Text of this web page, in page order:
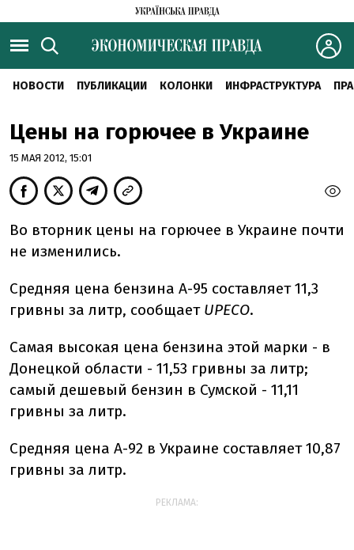
НОВОСТИ ПУБЛИКАЦИИ КОЛОНКИ ИНФРАСТРУКТУРА
Цены на горючее в Украине
15 МАЯ 2012, 15:01
Во вторник цены на горючее в Украине почти
не изменились.
Средняя цена бензина А-95 составляет 11,3
гривны за литр, сообщает UPECO.
Самая высокая цена бензина этой марки - в
Донецкой области - 11,53 гривны за литр;
самый дешевый бензин в Сумской - 11,11
гривны за литр.
Средняя цена А-92 в Украине составляет 10,87
гривны за литр.
РЕКЛАМА: